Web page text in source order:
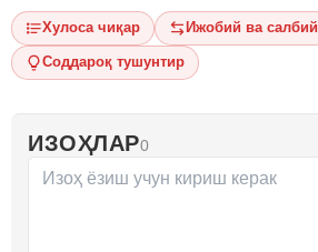
Хулоса чиқар Ижобий ва салбий
Соддароқ тушунтир
ИЗОҲЛАР0